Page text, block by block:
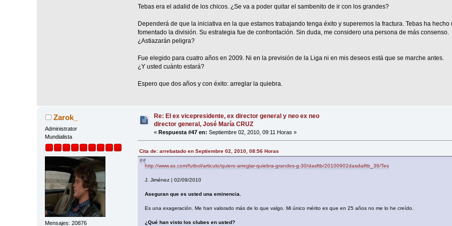
Tebas era el adalid de los chicos. ¿Se va a poder quitar el sambenito de ir con los grandes?
Dependerá de que la iniciativa en la que estamos trabajando tenga éxito y superemos la fractura. Tebas ha
fomentado la división. Su estrategia fue de confrontación. Sin duda, me considero una persona de más consenso.
¿Astiazarán peligra?
Fue elegido para cuatro años en 2009. Ni en la previsión de la Liga ni en mis deseos está que se marche antes.
¿Y usted cuánto estará?
Espero que dos años y con éxito: arreglar la quiebra.
Zarok_
Administrator
Mundialista
Mensajes: 20876
Re: El ex vicepresidente, ex director general y neo ex neo
director general, José María CRUZ
«Respuesta #47 en: Septiembre 02, 2010, 09:11 Horas »
Cita de: arrebatado en Septiembre 02, 2010, 08:56 Horas
http://www.as.com/futbol/articulo/quiero-arreglar-quiebra-grandes-g-30/dasftb/20100902dasdaiftb_36/Tes
J. Jiménez | 02/09/2010
Aseguran que es usted una eminencia.
Es una exageración. Me han valorado más de lo que valgo. Mi único mérito es que en 25 años no me lo he creído.
¿Qué han visto los clubes en usted?